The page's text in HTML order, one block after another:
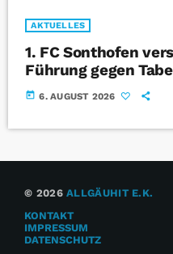
AKTUELLES
1. FC Sonthofen
Führung gegen
today 6. AUGUST 2026
© 2026ALLGÄUHIT E.K.
KONTAKT
IMPRESSUM
DATENSCHUTZ